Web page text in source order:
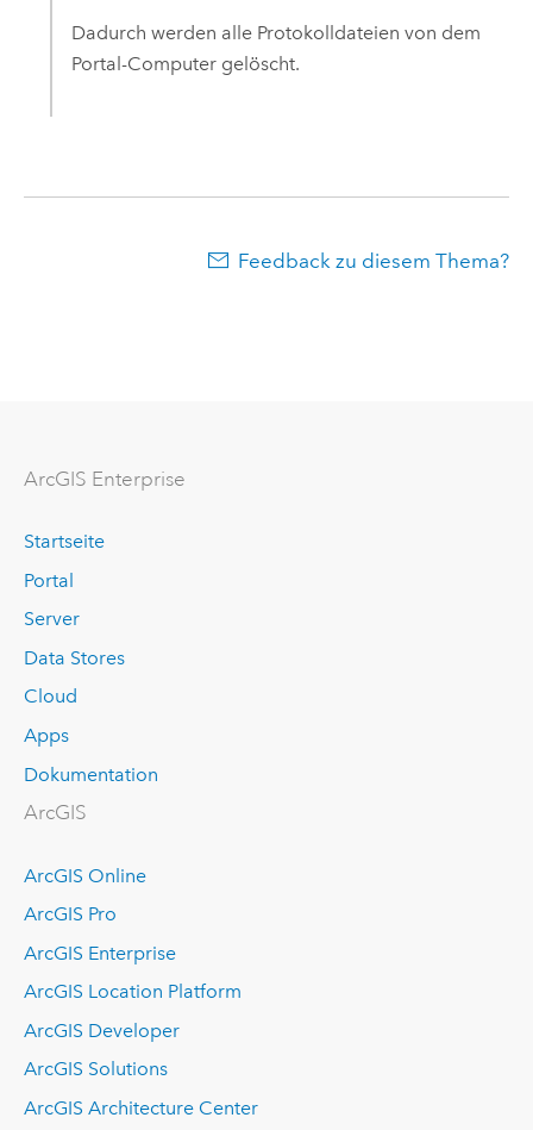
Dadurch werden alle Protokolldateien von dem
Portal-Computer gelöscht.
Feedback zu diesem Thema?
ArcGIS Enterprise
Startseite
Portal
Server
Data Stores
Cloud
Apps
Dokumentation
ArcGIS
ArcGIS Online
ArcGIS Pro
ArcGIS Enterprise
ArcGIS Location Platform
ArcGIS Developer
ArcGIS Solutions
ArcGIS Architecture Center